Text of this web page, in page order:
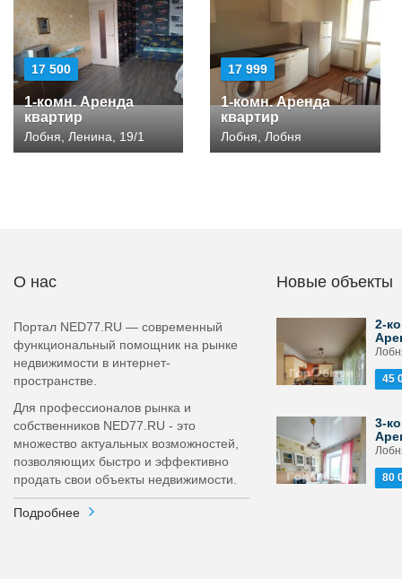
17 500
1-комн. Аренда
квартир
Лобня, Ленина, 19/1
17 999
1-комн. Аренда
квартир
Лобня, Лобня
О нас
Портал NED77.RU — современный
функциональный помощник на рынке
недвижимости в интернет-
пространстве.
Для профессионалов рынка и
собственников NED77.RU - это
множество актуальных возможностей,
позволяющих быстро и эффективно
продать свои объекты недвижимости.
Подробнее
Новые объекты
2-
45
3-
80